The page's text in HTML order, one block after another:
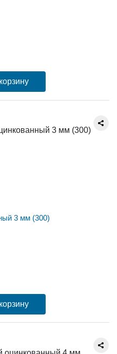
3 мм (300)